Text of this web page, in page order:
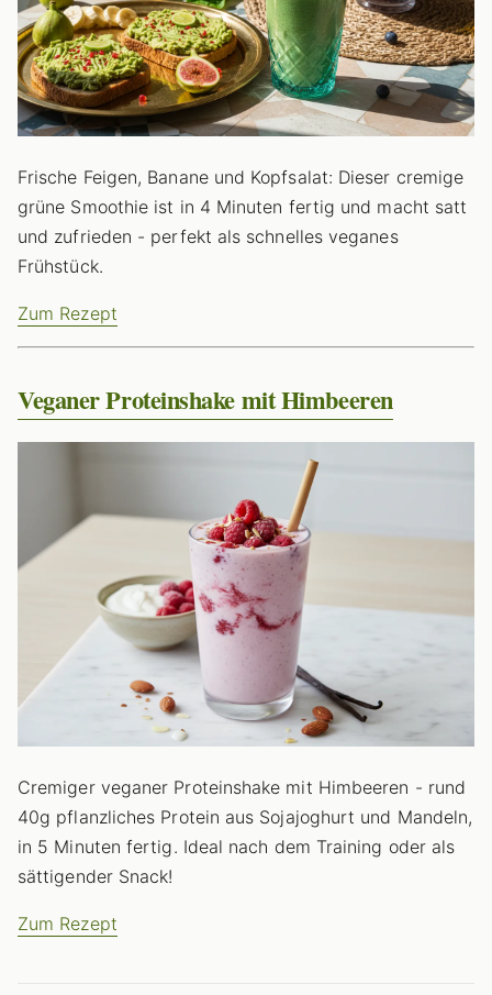
Frische Feigen, Banane und Kopfsalat: Dieser cremige
grüne Smoothie ist in 4 Minuten fertig und macht satt
und zufrieden - perfekt als schnelles veganes
Frühstück.
Zum Rezept
Veganer Proteinshake mit Himbeeren
Cremiger veganer Proteinshake mit Himbeeren - rund
40g pflanzliches Protein aus Sojajoghurt und Mandeln,
in 5 Minuten fertig. Ideal nach dem Training oder als
sättigender Snack!
Zum Rezept